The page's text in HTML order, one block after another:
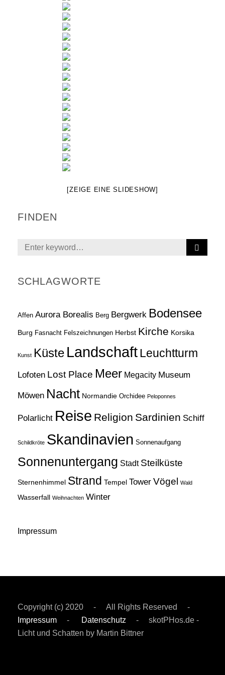
[ZEIGE EINE SLIDESHOW]
FINDEN
Search
E
SCHLAGWORTE
Affen Aurora Borealis Berg Bergwerk Bodensee
Burg Fasnacht Felszeichnungen Herbst Kirche Korsika
Kunst Küste LandschaftLeuchtturm
Lofoten Lost Place Meer Megacity Museum
Möwen Nacht Normandie Orchidee Peloponnes
Polarlicht Reise Religion Sardinien Schiff
Schildkröte Skandinavien Sonnenaufgang
Sonnenuntergang Stadt Steilküste
Sternenhimmel Strand Tempel Tower Vögel Wald
Wasserfall Weihnachten Winter
Impressum
Copyright (c) 2020 - All Rights Reserved -
Impressum - Datenschutz - skotPHos.de -
Licht und Schatten by Martin Bittner